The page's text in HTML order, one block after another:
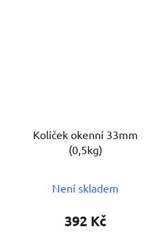
Kolíček okenní 33mm
(0,5kg)
Není skladem
392 Kč